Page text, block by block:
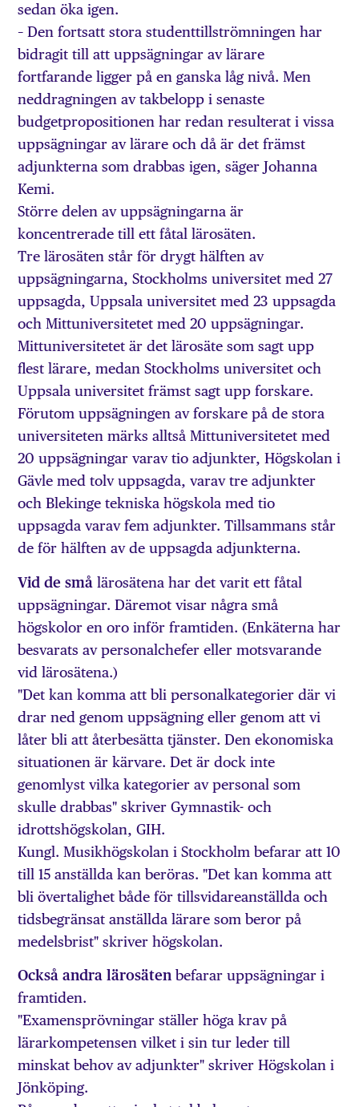
sedan öka igen.
– Den fortsatt stora studenttillströmningen har
bidragit till att uppsägningar av lärare
fortfarande ligger på en ganska låg nivå. Men
neddragningen av takbelopp i senaste
budgetpropositionen har redan resulterat i vissa
uppsägningar av lärare och då är det främst
adjunkterna som drabbas igen, säger Johanna
Kemi.
Större delen av uppsägningarna är
koncentrerade till ett fåtal lärosäten.
Tre lärosäten står för drygt hälften av
uppsägningarna, Stockholms universitet med 27
uppsagda, Uppsala universitet med 23 uppsagda
och Mittuniversitetet med 20 uppsägningar.
Mittuniversitetet är det lärosäte som sagt upp
flest lärare, medan Stockholms universitet och
Uppsala universitet främst sagt upp forskare.
Förutom uppsägningen av forskare på de stora
universiteten märks alltså Mittuniversitetet med
20 uppsägningar varav tio adjunkter, Högskolan i
Gävle med tolv uppsagda, varav tre adjunkter
och Blekinge tekniska högskola med tio
uppsagda varav fem adjunkter. Tillsammans står
de för hälften av de uppsagda adjunkterna.
Vid de små lärosätena har det varit ett fåtal
uppsägningar. Däremot visar några små
högskolor en oro inför framtiden. (Enkäterna har
besvarats av personalchefer eller motsvarande
vid lärosätena.)
"Det kan komma att bli personalkategorier där vi
drar ned genom uppsägning eller genom att vi
låter bli att återbesätta tjänster. Den ekonomiska
situationen är kärvare. Det är dock inte
genomlyst vilka kategorier av personal som
skulle drabbas" skriver Gymnastik- och
idrottshögskolan, GIH.
Kungl. Musikhögskolan i Stockholm befarar att 10
till 15 anställda kan beröras. "Det kan komma att
bli övertalighet både för tillsvidareanställda och
tidsbegränsat anställda lärare som beror på
medelsbrist" skriver högskolan.
Också andra lärosäten befarar uppsägningar i
framtiden.
"Examensprövningar ställer höga krav på
lärarkompetensen vilket i sin tur leder till
minskat behov av adjunkter" skriver Högskolan i
Jönköping.